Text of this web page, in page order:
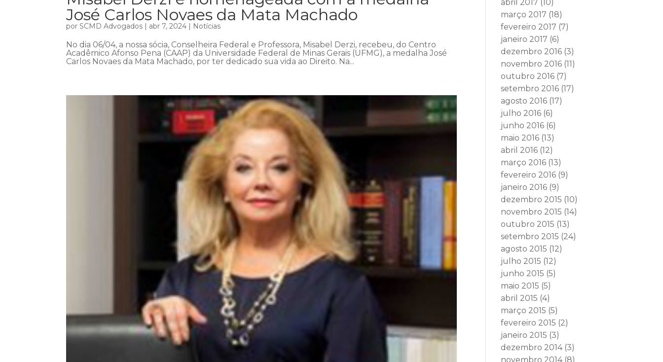
José Carlos Novaes da Mata Machado
porSCMD Advogados | abr 7, 2024 | Notícias
No dia 06/04, a nossa sócia, Conselheira Federal e Professora, Misabel Derzi, recebeu, do Centro
Acadêmico Afonso Pena (CAAP) da Universidade Federal de Minas Gerais (UFMG), a medalha José
Carlos Novaes da Mata Machado, por ter dedicado sua vida ao Direito. Na...
abril 2017 (10)
março 2017 (18)
fevereiro 2017 (7)
janeiro 2017 (6)
dezembro 2016 (3)
novembro 2016 (11)
outubro 2016 (7)
setembro 2016 (17)
agosto 2016 (17)
julho 2016 (6)
junho 2016 (6)
maio 2016 (13)
abril 2016 (12)
março 2016 (13)
fevereiro 2016 (9)
janeiro 2016 (9)
dezembro 2015 (10)
novembro 2015 (14)
outubro 2015 (13)
setembro 2015 (24)
agosto 2015 (12)
julho 2015 (12)
junho 2015 (5)
maio 2015 (5)
abril 2015 (4)
março 2015 (5)
fevereiro 2015 (2)
janeiro 2015 (3)
dezembro 2014(3)
novembro 2014(8)